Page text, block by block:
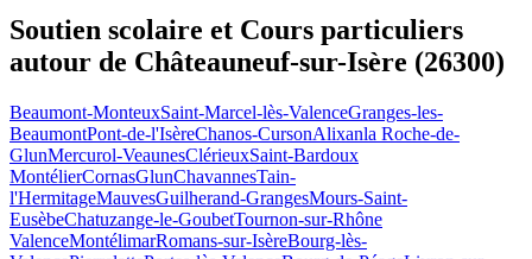
Soutien scolaire et Cours particuliers
autour de Châteauneuf-sur-Isère (26300)
Beaumont-MonteuxSaint-Marcel-lès-ValenceGranges-les-
BeaumontPont-de-l'IsèreChanos-CursonAlixanla Roche-de-
GlunMercurol-VeaunesClérieuxSaint-Bardoux
MontélierCornasGlunChavannesTain-
l'HermitageMauvesGuilherand-GrangesMours-Saint-
EusèbeChatuzange-le-GoubetTournon-sur-Rhône
ValenceMontélimarRomans-sur-IsèreBourg-lès-